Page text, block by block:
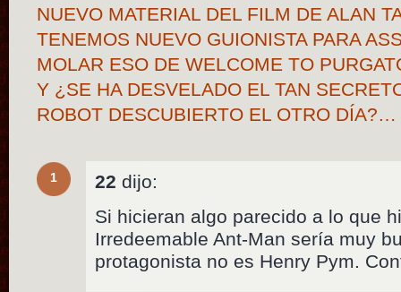
NUEVO MATERIAL DEL FILM DE ALAN
TENEMOS NUEVO GUIONISTA PARA
MOLAR ESO DE WELCOME TO
Y ¿SE HA DESVELADO EL TAN
ROBOT DESCUBIERTO EL OTRO DÍA?…
1 22 dijo:
Si hicieran algo parecido a lo que
Irredeemable Ant-Man sería muy
protagonista no es Henry Pym.